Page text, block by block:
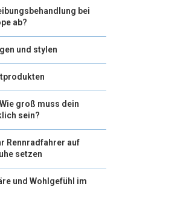
bei
ab?
und stylen
groß muss dein
sein?
Rennradfahrer auf
setzen
und Wohlgefühl im